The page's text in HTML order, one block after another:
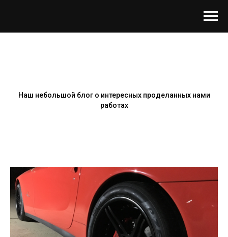
Наш небольшой блог о интересных проделанных нами
работах